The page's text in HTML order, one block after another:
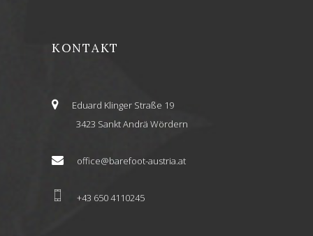
KONTAKT
Eduard Klinger Straße 19
3423 Sankt Andrä Wördern
office@barefoot-austria.at
+43 650 4110245